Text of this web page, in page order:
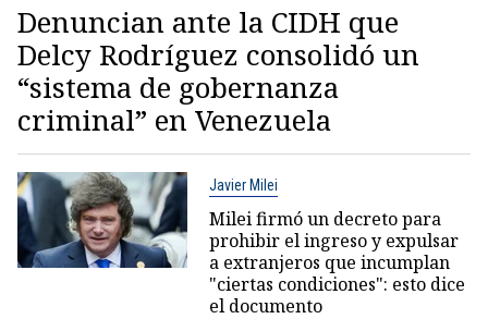
Denuncian ante la CIDH que
Delcy Rodríguez consolidó un
“sistema de gobernanza
criminal” en Venezuela
Javier Milei
Milei firmó un decreto para
prohibir el ingreso y expulsar
a extranjeros que incumplan
"ciertas condiciones": esto dice
el documento